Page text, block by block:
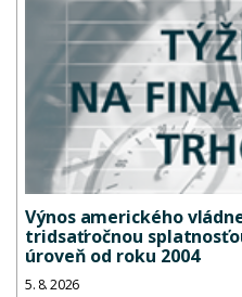
Výnos amerického
tridsaťročnou
úroveň od roku 2004
5. 8. 2026